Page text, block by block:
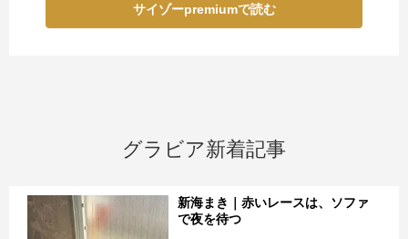
サイゾーpremiumで読む
グラビア新着記事
新海まき｜赤いレースは、ソファ
で夜を待つ